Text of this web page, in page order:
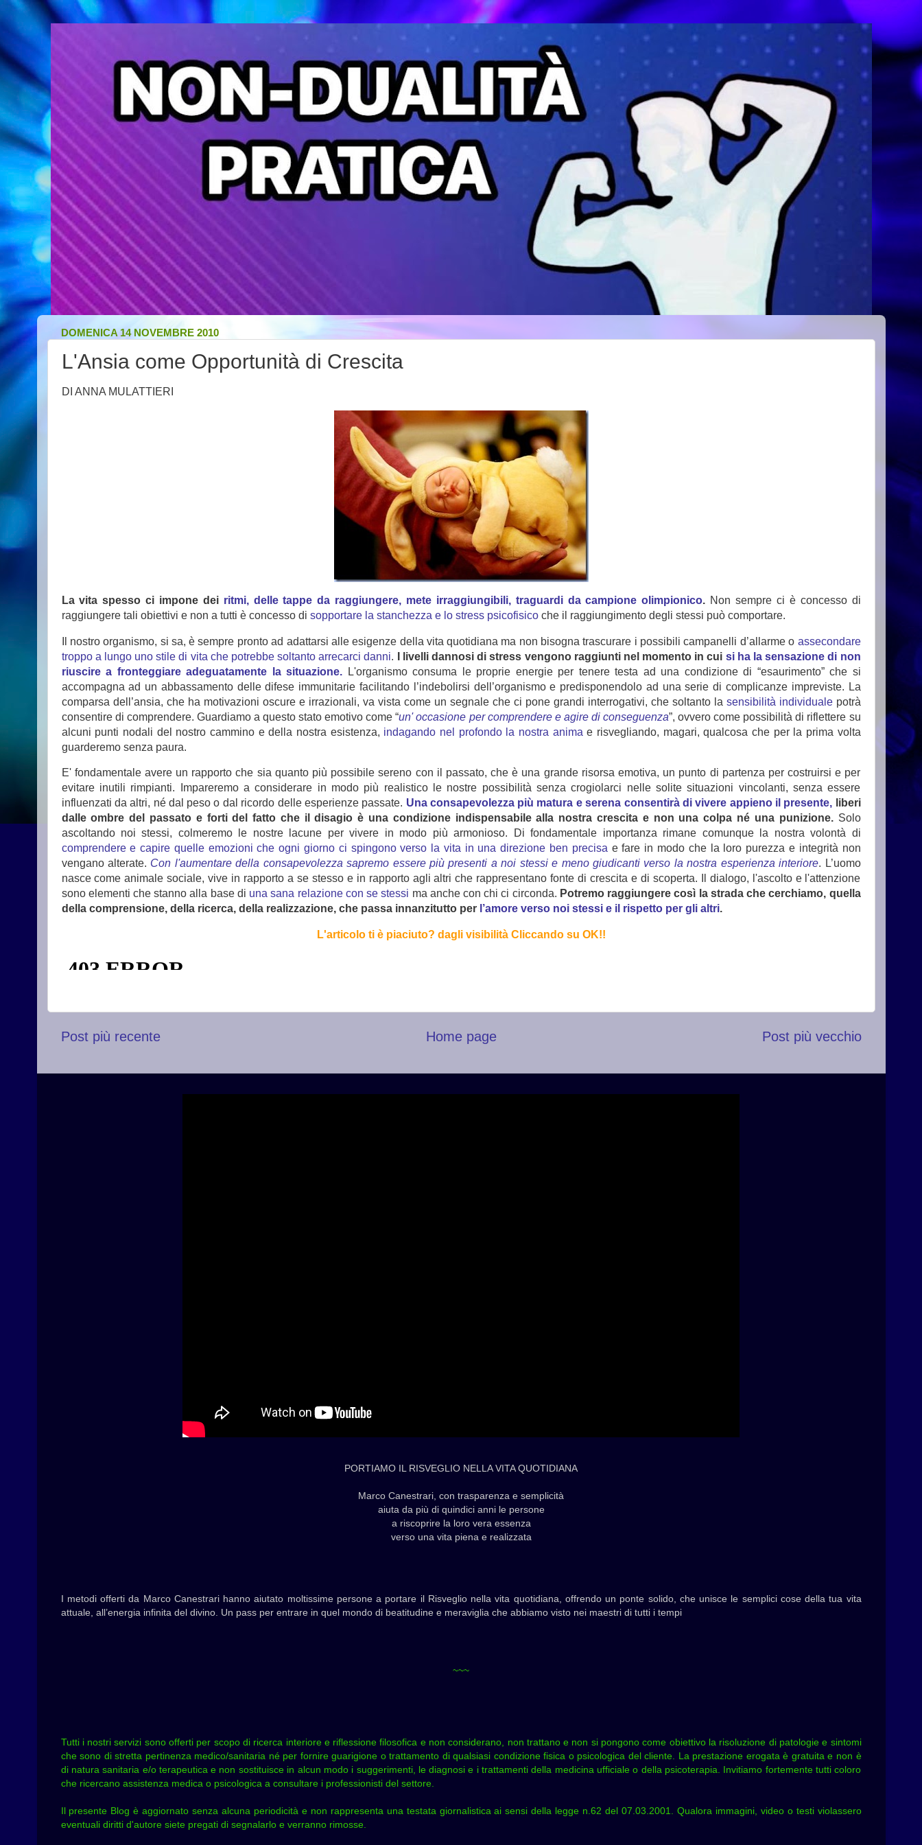
DOMENICA 14 NOVEMBRE 2010
L'Ansia come Opportunità di Crescita
DI ANNA MULATTIERI
La vita spesso ci impone dei ritmi, delle tappe da raggiungere, mete irraggiungibili, traguardi da campione olimpionico. Non sempre ci è concesso di
raggiungere tali obiettivi e non a tutti è concesso di sopportare la stanchezza e lo stress psicofisicoche il raggiungimento degli stessi può comportare.
Il nostro organismo, si sa, è sempre pronto ad adattarsi alle esigenze della vita quotidiana ma non bisogna trascurare i possibili campanelli d’allarme o assecondare
troppo a lungo uno stile di vita che potrebbe soltanto arrecarci danni. I livelli dannosi di stress vengono raggiunti nel momento in cui si ha la sensazione di non
riuscire a fronteggiare adeguatamente la situazione. L'organismo consuma le proprie energie per tenere testa ad una condizione di “esaurimento” che si
accompagna ad un abbassamento delle difese immunitarie facilitando l’indebolirsi dell’organismo e predisponendolo ad una serie di complicanze impreviste. La
comparsa dell’ansia, che ha motivazioni oscure e irrazionali, va vista come un segnale che ci pone grandi interrogativi, che soltanto la sensibilità individualepotrà
consentire di comprendere. Guardiamo a questo stato emotivo come “un' occasione per comprendere e agire di conseguenza”, ovvero come possibilità di riflettere su
alcuni punti nodali del nostro cammino e della nostra esistenza, indagando nel profondo la nostra anima e risvegliando, magari, qualcosa che per la prima volta
guarderemo senza paura.
E' fondamentale avere un rapporto che sia quanto più possibile sereno con il passato, che è una grande risorsa emotiva, un punto di partenza per costruirsi e per
evitare inutili rimpianti. Impareremo a considerare in modo più realistico le nostre possibilità senza crogiolarci nelle solite situazioni vincolanti, senza essere
influenzati da altri, né dal peso o dal ricordo delle esperienze passate. Una consapevolezza più matura e serena consentirà di vivere appieno il presente, liberi
dalle ombre del passato e forti del fatto che il disagio è una condizione indispensabile alla nostra crescita e non una colpa né una punizione.Solo
ascoltando noi stessi, colmeremo le nostre lacune per vivere in modo più armonioso. Di fondamentale importanza rimane comunque la nostra volontà di
comprendere e capire quelle emozioni che ogni giorno ci spingono verso la vita in una direzione ben precisae fare in modo che la loro purezza e integrità non
vengano alterate. Con l'aumentare della consapevolezza sapremo essere più presenti a noi stessi e meno giudicanti verso la nostra esperienza interiore. L’uomo
nasce come animale sociale, vive in rapporto a se stesso e in rapporto agli altri che rappresentano fonte di crescita e di scoperta. Il dialogo, l'ascolto e l'attenzione
sono elementi che stanno alla base di una sana relazione con se stessi ma anche con chi ci circonda. Potremo raggiungere così la strada che cerchiamo, quella
della comprensione, della ricerca, della realizzazione, che passa innanzitutto per l’amore verso noi stessi e il rispetto per gli altri.
L'articolo ti è piaciuto? dagli visibilità Cliccando su OK!!
Post più recente Post più vecchio
Home page
PORTIAMO IL RISVEGLIO NELLA VITA QUOTIDIANA
Marco Canestrari, con trasparenza e semplicità
aiuta da più di quindici anni le persone
a riscoprire la loro vera essenza
verso una vita piena e realizzata
I metodi offerti da Marco Canestrari hanno aiutato moltissime persone a portare il Risveglio nella vita quotidiana, offrendo un ponte solido, che unisce le semplici cose della tua vita
attuale, all’energia infinita del divino. Un pass per entrare in quel mondo di beatitudine e meraviglia che abbiamo visto nei maestri di tutti i tempi
~~~
Tutti i nostri servizi sono offerti per scopo di ricerca interiore e riflessione filosofica e non considerano, non trattano e non si pongono come obiettivo la risoluzione di patologie e sintomi
che sono di stretta pertinenza medico/sanitaria né per fornire guarigione o trattamento di qualsiasi condizione fisica o psicologica del cliente. La prestazione erogata è gratuita e non è
di natura sanitaria e/o terapeutica e non sostituisce in alcun modo i suggerimenti, le diagnosi e i trattamenti della medicina ufficiale o della psicoterapia. Invitiamo fortemente tutti coloro
che ricercano assistenza medica o psicologica a consultare i professionisti del settore.
Il presente Blog è aggiornato senza alcuna periodicità e non rappresenta una testata giornalistica ai sensi della legge n.62 del 07.03.2001. Qualora immagini, video o testi violassero
eventuali diritti d'autore siete pregati di segnalarlo e verranno rimosse.